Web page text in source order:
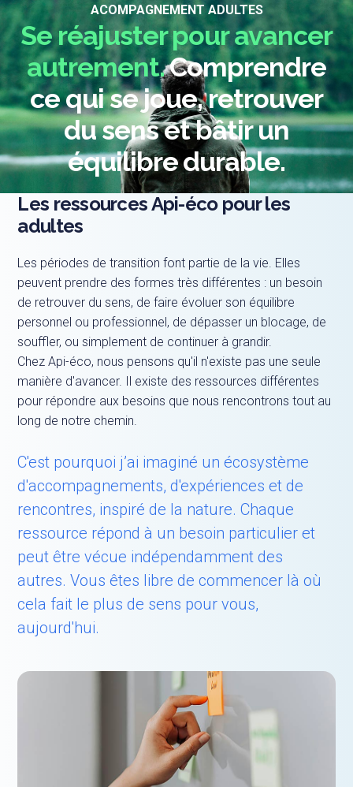
ACOMPAGNEMENT ADULTES
Se réajuster pour avancer
autrement.Comprendre
ce qui se joue, retrouver
du sens et bâtir un
équilibre durable.
Les ressources Api-éco pour les
adultes
Les périodes de transition font partie de la vie. Elles
peuvent prendre des formes très différentes : un besoin
de retrouver du sens, de faire évoluer son équilibre
personnel ou professionnel, de dépasser un blocage, de
souffler, ou simplement de continuer à grandir.
Chez Api-éco, nous pensons qu'il n'existe pas une seule
manière d'avancer. Il existe des ressources différentes
pour répondre aux besoins que nous rencontrons tout au
long de notre chemin.
C'est pourquoi j’ai imaginé un écosystème
d'accompagnements, d'expériences et de
rencontres, inspiré de la nature. Chaque
ressource répond à un besoin particulier et
peut être vécue indépendamment des
autres. Vous êtes libre de commencer là où
cela fait le plus de sens pour vous,
aujourd'hui.